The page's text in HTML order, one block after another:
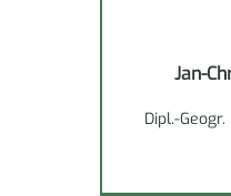
Jan-
Dipl.-